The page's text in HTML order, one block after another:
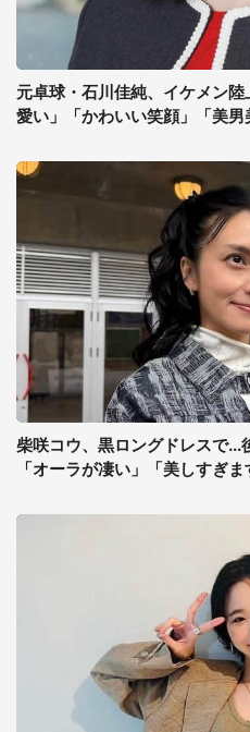
元卓球・石川佳純、イケメン
愛い」「かわいい笑顔」「美
柴咲コウ、黒ロングドレスで
「オーラが凄い」「美しすぎ